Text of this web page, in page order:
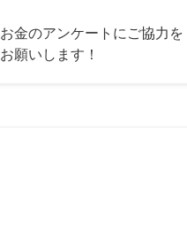
お金のアンケートにご協力を
お願いします！